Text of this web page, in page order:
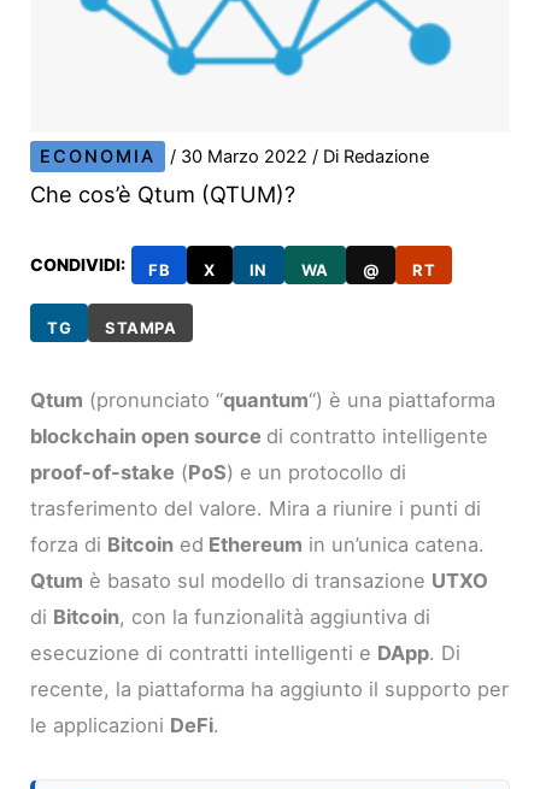
ECONOMIA / 30 Marzo 2022/ Di Redazione
Che cos’è Qtum (QTUM)?
CONDIVIDI: FB X IN WA @ RT
TG STAMPA
Qtum (pronunciato “quantum“) è una piattaforma
blockchain open source di contratto intelligente
proof-of-stake (PoS) e un protocollo di
trasferimento del valore. Mira a riunire i punti di
forza di Bitcoin ed Ethereum in un’unica catena.
Qtum è basato sul modello di transazione UTXO
di Bitcoin, con la funzionalità aggiuntiva di
esecuzione di contratti intelligenti e DApp. Di
recente, la piattaforma ha aggiunto il supporto per
le applicazioni DeFi.